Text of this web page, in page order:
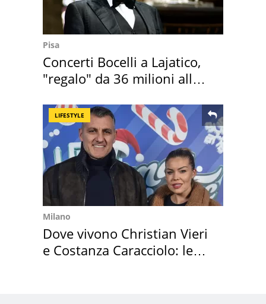
Pisa
Concerti Bocelli a Lajatico,
"regalo" da 36 milioni alla
LIFESTYLE
Milano
Dove vivono Christian Vieri
e Costanza Caracciolo: le